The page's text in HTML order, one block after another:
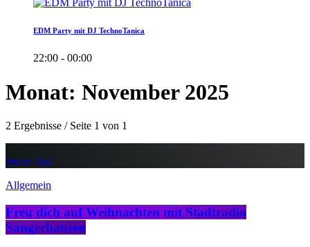
EDM Party mit DJ TechnoTanica
22:00 - 00:00
Monat: November 2025
2 Ergebnisse / Seite 1 von 1
insert_link
Allgemein
Freu dich auf Weihnachten mit Stadtradio
Sangerhausen